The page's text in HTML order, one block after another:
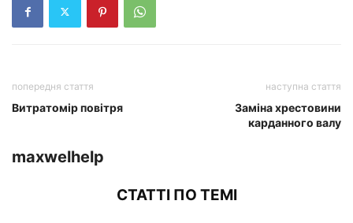
попередня стаття
Витратомір повітря
наступна стаття
Заміна хрестовини
карданного валу
maxwelhelp
СТАТТІ ПО ТЕМІ